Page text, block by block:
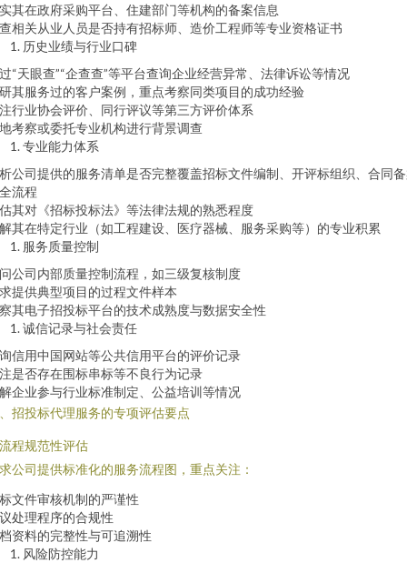
其在政府采购平台、住建部门等机构的备案信息
相关从业人员是否持有招标师、造价工程师等专业资格证书
历史业绩与行业口碑
“天眼查”“企查查”等平台查询企业经营异常、法律诉讼等情况
其服务过的客户案例，重点考察同类项目的成功经验
行业协会评价、同行评议等第三方评价体系
考察或委托专业机构进行背景调查
专业能力体系
公司提供的服务清单是否完整覆盖招标文件编制、开评标组织、合同
流程
其对《招标投标法》等法律法规的熟悉程度
其在特定行业（如工程建设、医疗器械、服务采购等）的专业积累
服务质量控制
公司内部质量控制流程，如三级复核制度
提供典型项目的过程文件样本
其电子招投标平台的技术成熟度与数据安全性
诚信记录与社会责任
信用中国网站等公共信用平台的评价记录
是否存在围标串标等不良行为记录
企业参与行业标准制定、公益培训等情况
招投标代理服务的专项评估要点
程规范性评估
公司提供标准化的服务流程图，重点关注：
文件审核机制的严谨性
处理程序的合规性
资料的完整性与可追溯性
风险防控能力